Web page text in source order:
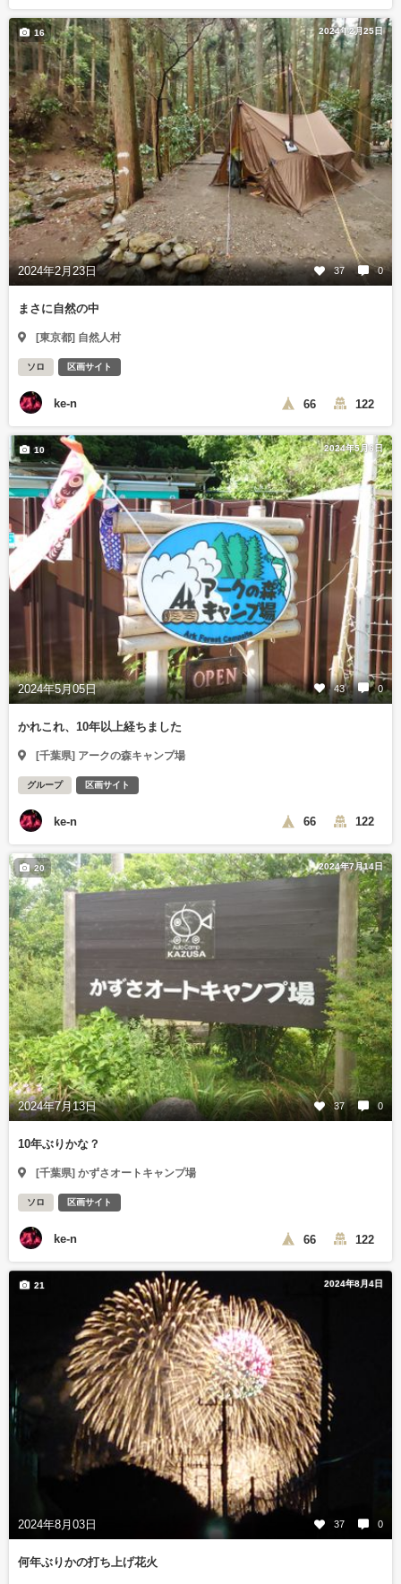
2024年2月25日
2024年2月23日 37 0
16
まさに自然の中
[東京都] 自然人村
ソロ 区画サイト
ke-n 66 122
2024年5月6日
2024年5月05日 43 0
10
かれこれ、10年以上経ちました
[千葉県] アークの森キャンプ場
グループ 区画サイト
ke-n 66 122
2024年7月14日
2024年7月13日 37 0
20
10年ぶりかな？
[千葉県] かずさオートキャンプ場
ソロ 区画サイト
ke-n 66 122
2024年8月4日
2024年8月03日 37 0
21
何年ぶりかの打ち上げ花火